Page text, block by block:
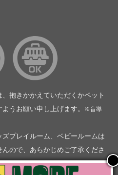
抱きかかえていただくかペット
うお願い申し上げます。
※盲導
プレイルーム、ベビールームは
ので、あらかじめご了承くださ